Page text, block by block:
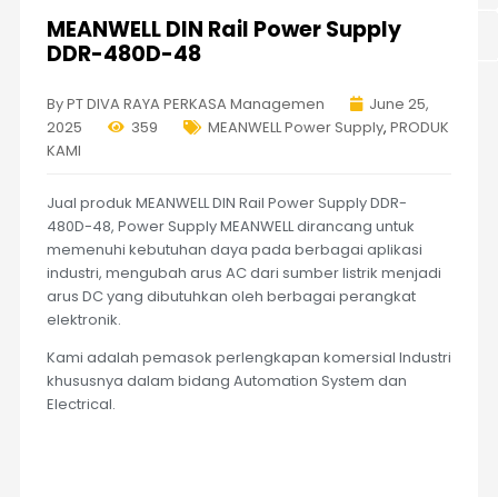
MEANWELL DIN Rail Power Supply
DDR-480D-48
By PT DIVA RAYA PERKASA Managemen
June 25,
2025
359 MEANWELL Power Supply, PRODUK
KAMI
Jual produk MEANWELL DIN Rail Power Supply DDR-
480D-48, Power Supply MEANWELL dirancang untuk
memenuhi kebutuhan daya pada berbagai aplikasi
industri, mengubah arus AC dari sumber listrik menjadi
arus DC yang dibutuhkan oleh berbagai perangkat
elektronik.
Kami adalah pemasok perlengkapan komersial Industri
khususnya dalam bidang Automation System dan
Electrical.